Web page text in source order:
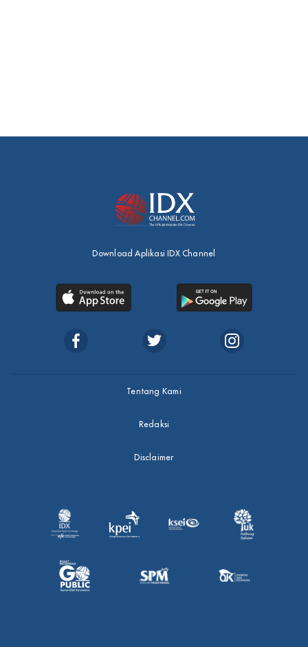
Download Aplikasi IDX Channel
Tentang Kami
Redaksi
Disclaimer